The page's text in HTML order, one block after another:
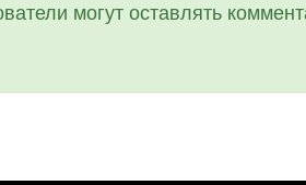
могут оставлять